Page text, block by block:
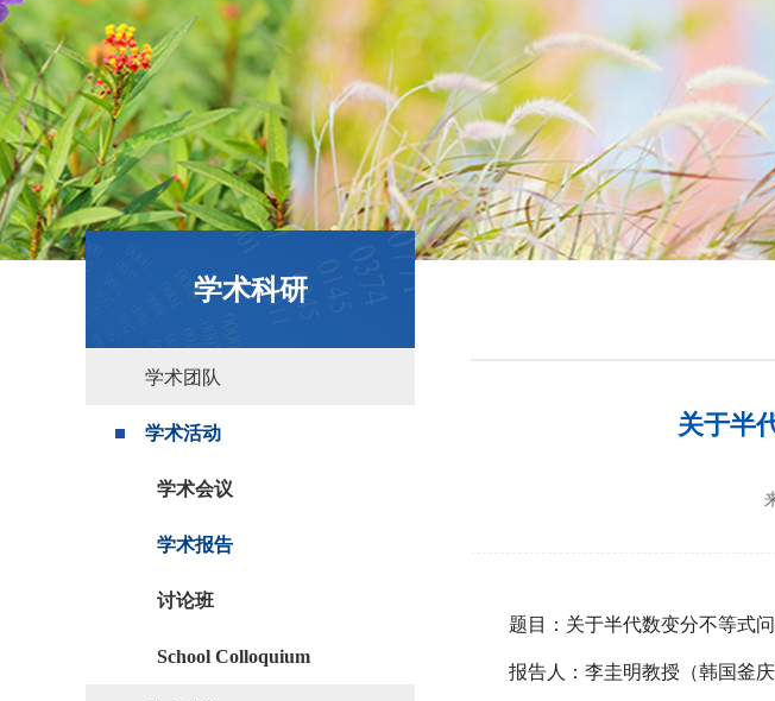
学院领导
各委员会
办事指南
行政团队
博导师资
硕导师资
退休教师
人才引进
政策文件
学术活动
信息公告
文件汇编
学术科研
学术团队
学术活动
学术会议
学术报告
讨论班
School Colloquium
关于半
题目：关于半代数变分不等式
报告人：李圭明教授（韩国釜庆